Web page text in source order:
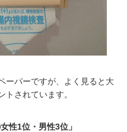
ーパーですが、よく見ると大
トされています。
性1位・男性3位」